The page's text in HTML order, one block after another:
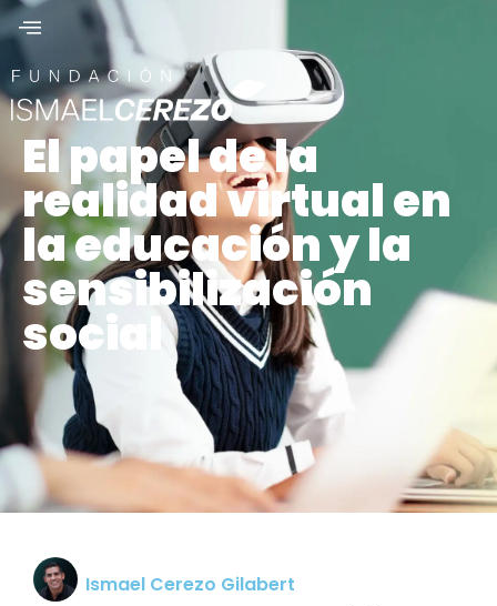
El papel de la
realidad virtual en
la educación y la
sensibilización
social
Ismael Cerezo Gilabert